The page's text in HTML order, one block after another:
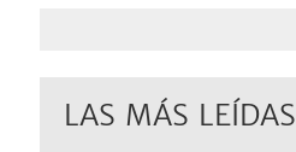
LAS MÁS LEÍDAS